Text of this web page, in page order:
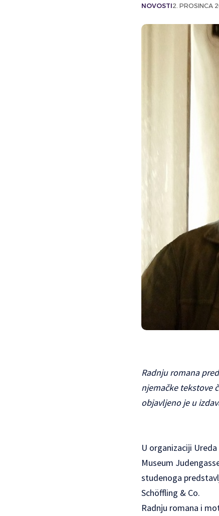
NOVOSTI2. PROSINCA
Radnju romana
njemačke tekstove
objavljeno je u
U organizaciji
Museum
studenoga
Schöffling & Co.
Radnju romana i